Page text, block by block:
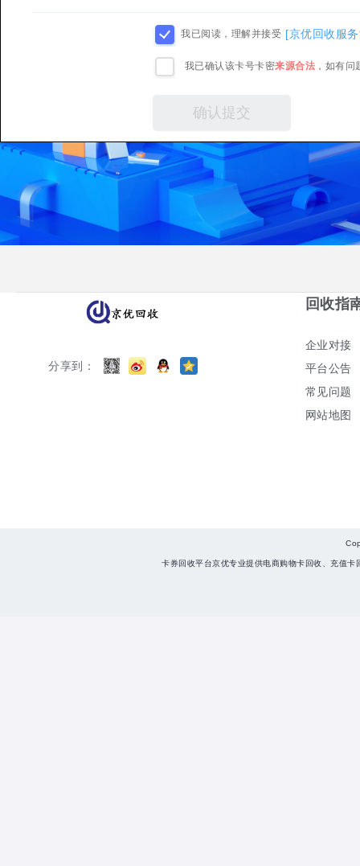
我已阅读，理解并接受 [京优回收服
我已确认该卡号卡密来源合法 ，如有
分享到：
回收指
企业对接
平台公告
常见问题
网站地图
卡券回收平台京优专业提供电商购物卡回收、充值